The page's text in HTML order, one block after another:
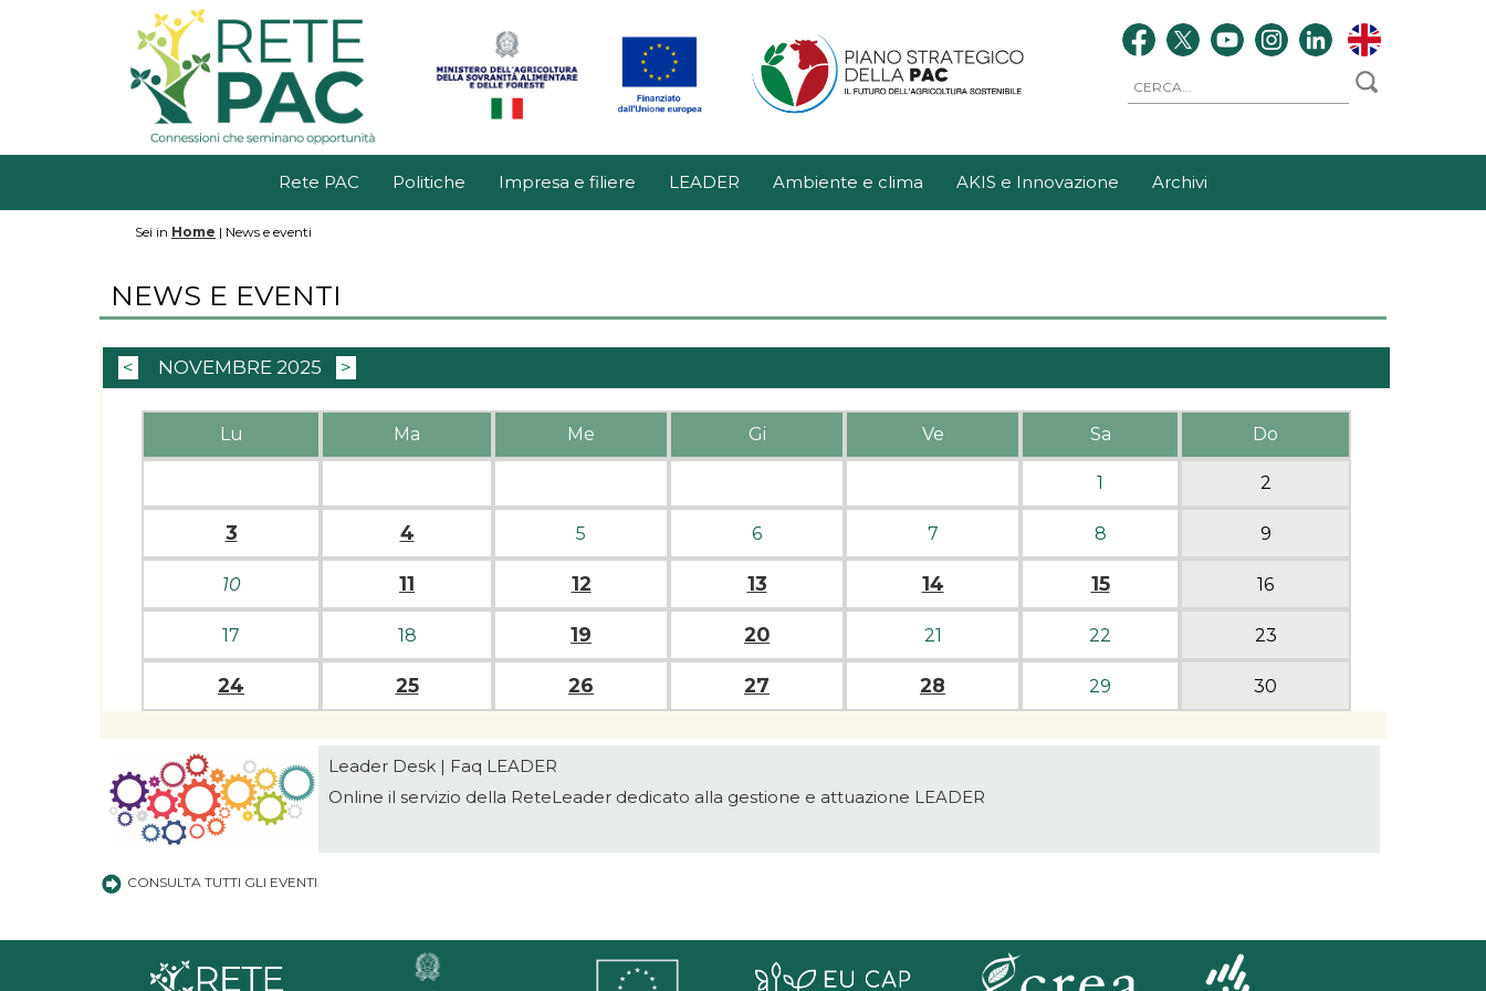
Rete PAC Politiche Impresa e filiere LEADER Ambiente e clima AKIS e Innovazione Archivi
Sei in Home | News e eventi
NEWS E EVENTI
< NOVEMBRE 2025 >
Lu Ma Me Gi Ve Sa Do
1 2
3 4 5 6 7 8 9
10 11 12 13 14 15 16
17 18 19 20 21 22 23
24 25 26 27 28 29 30
Leader Desk | Faq LEADER
Online il servizio della ReteLeader dedicato alla gestione e attuazione LEADER
CONSULTA TUTTI GLI EVENTI